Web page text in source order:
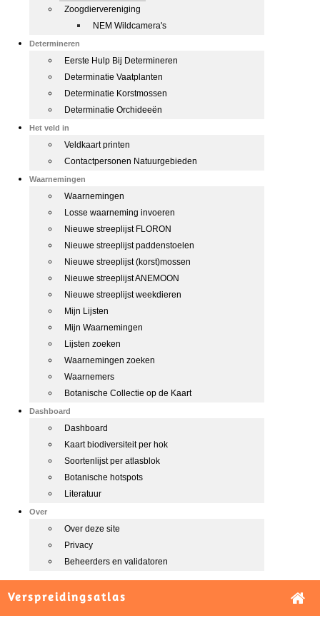
Zoogdiervereniging
NEM Wildcamera's
Determineren
Eerste Hulp Bij Determineren
Determinatie Vaatplanten
Determinatie Korstmossen
Determinatie Orchideeën
Het veld in
Veldkaart printen
Contactpersonen Natuurgebieden
Waarnemingen
Waarnemingen
Losse waarneming invoeren
Nieuwe streeplijst FLORON
Nieuwe streeplijst paddenstoelen
Nieuwe streeplijst (korst)mossen
Nieuwe streeplijst ANEMOON
Nieuwe streeplijst weekdieren
Mijn Lijsten
Mijn Waarnemingen
Lijsten zoeken
Waarnemingen zoeken
Waarnemers
Botanische Collectie op de Kaart
Dashboard
Dashboard
Kaart biodiversiteit per hok
Soortenlijst per atlasblok
Botanische hotspots
Literatuur
Over
Over deze site
Privacy
Beheerders en validatoren
Verspreidingsatlas